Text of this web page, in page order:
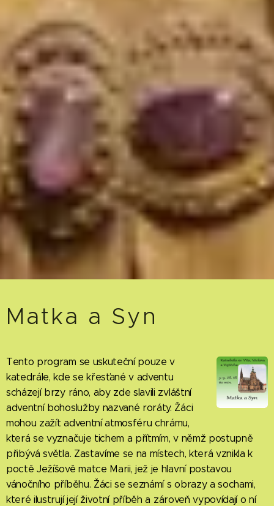
Matka a Syn
Tento program se uskuteční pouze v
katedrále, kde se křesťané v adventu
scházejí brzy ráno, aby zde slavili zvláštní
adventní bohoslužby nazvané roráty. Žáci
mohou zažít adventní atmosféru chrámu,
která se vyznačuje tichem a přítmím, v němž postupně
přibývá světla. Zastavíme se na místech, která vznikla k
poctě Ježíšově matce Marii, jež je hlavní postavou
vánočního příběhu. Žáci se seznámí s obrazy a sochami,
které ilustrují její životní příběh a zároveň vypovídají o ní